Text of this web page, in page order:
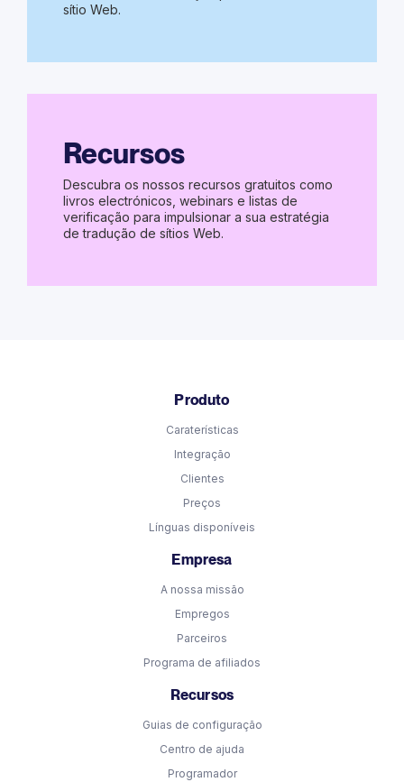
sítio Web.
Recursos
Descubra os nossos recursos gratuitos como
livros electrónicos, webinars e listas de
verificação para impulsionar a sua estratégia
de tradução de sítios Web.
Produto
Caraterísticas
Integração
Clientes
Preços
Línguas disponíveis
Empresa
A nossa missão
Empregos
Parceiros
Programa de afiliados
Recursos
Guias de configuração
Centro de ajuda
Programador